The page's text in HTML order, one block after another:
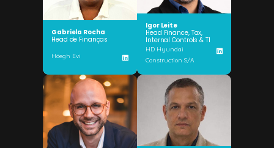
Gabriela Rocha
Head de Finanças
Höegh Evi
Igor Leite
Head Finance, Tax,
Internal Controls & TI
HD Hyundai
Construction S/A